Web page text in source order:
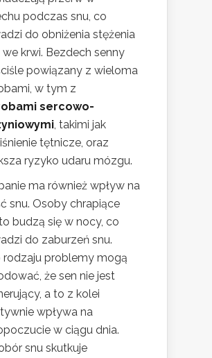
podczas snu, co
do obniżenia stężenia
krwi. Bezdech senny
powiązany z wieloma
w tym z
sercowo-
, takimi jak
tętnicze, oraz
ryzyko udaru mózgu.
ma również wpływ na
snu. Osoby chrapiące
budzą się w nocy, co
do zaburzeń snu.
rodzaju problemy mogą
że sen nie jest
a to z kolei
wpływa na
w ciągu dnia.
snu skutkuje